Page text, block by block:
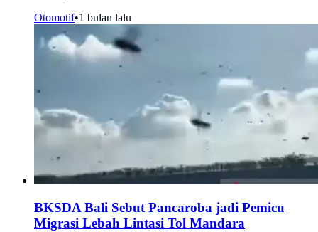
Otomotif•1 bulan lalu
BKSDA Bali Sebut Pancaroba jadi Pemicu
Migrasi Lebah Lintasi Tol Mandara